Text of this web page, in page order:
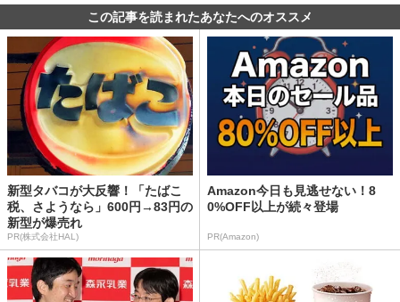
この記事を読まれたあなたへのオススメ
新型タバコが大反響！「たばこ
税、さようなら」600円→83円の
新型が爆売れ
PR(株式会社HAL)
Amazon今日も見逃せない！8
0%OFF以上が続々登場
PR(Amazon)